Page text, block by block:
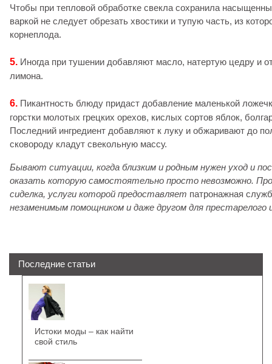
Чтобы при тепловой обработке свекла сохранила
варкой не следует обрезать хвостики и тупую часть, из
корнеплода.
5. Иногда при тушении добавляют масло, натертую цедру и
лимона.
6. Пикантность блюду придаст добавление маленькой
горстки молотых грецких орехов, кислых сортов яблок,
Последний ингредиент добавляют к луку и обжаривают до
сковороду кладут свекольную массу.
Бывают ситуации, когда близким и родным нужен уход и
оказать которую самостоятельно просто невозможно.
сиделка, услуги которой предоставляет патронажная
незаменимым помощником и даже другом для престарелого
Последние статьи
Истоки моды – как найти
свой стиль